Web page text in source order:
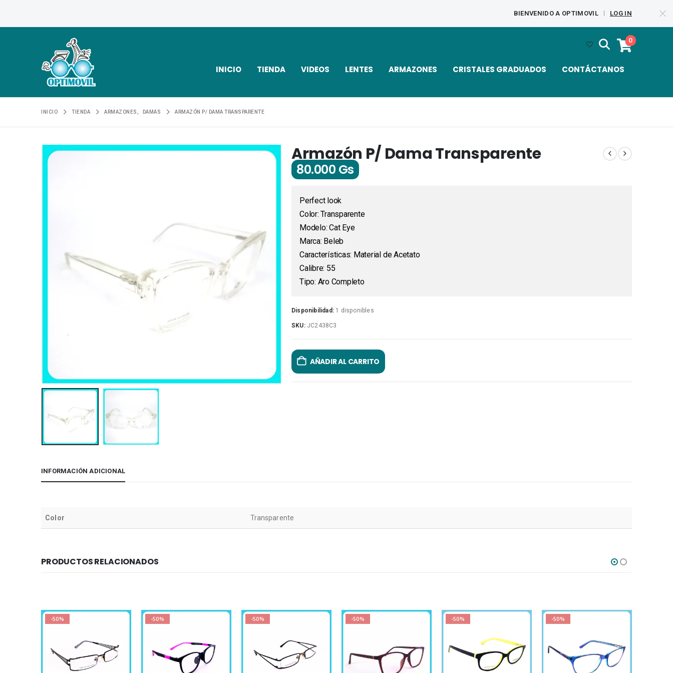
BIENVENIDO A OPTIMOVIL LOG IN
0
INICIO TIENDA VIDEOS LENTES ARMAZONES CRISTALES GRADUADOS CONTÁCTANOS
INICIO TIENDA ARMAZONES DAMAS ARMAZÓN P/ DAMA TRANSPARENTE
Armazón P/ Dama Transparente
80.000 Gs
Perfect look
Color: Transparente
Modelo: Cat Eye
Marca: Beleb
Características: Material de Acetato
Calibre: 55
Tipo: Aro Completo
Disponibilidad: 1 disponibles
SKU: JC2438C3
AÑADIR AL CARRITO
INFORMACIÓN ADICIONAL
Color Transparente
PRODUCTOS RELACIONADOS
-50% -50% -50% -50% -50% -50%